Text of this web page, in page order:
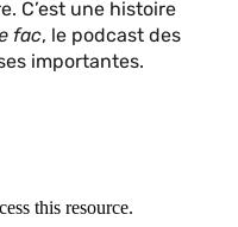
C’est une histoire
fac, le podcast des
importantes.